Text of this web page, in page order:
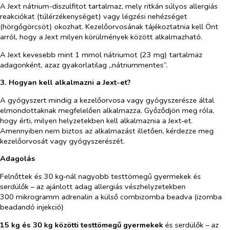
A Jext nátrium-diszulfitot tartalmaz, mely ritkán súlyos allergiás
reakciókat (túlérzékenységet) vagy légzési nehézséget
(hörgőgörcsöt) okozhat. Kezelőorvosának tájékoztatnia kell Önt
arról, hogy a Jext milyen körülmények között alkalmazható.
A Jext kevesebb mint 1 mmol nátriumot (23 mg) tartalmaz
adagonként, azaz gyakorlatilag „nátriummentes”.
3. Hogyan kell alkalmazni a Jext-et?
A gyógyszert mindig a kezelőorvosa vagy gyógyszerésze által
elmondottaknak megfelelően alkalmazza. Győződjön meg róla,
hogy érti, milyen helyzetekben kell alkalmaznia a Jext‑et.
Amennyiben nem biztos az alkalmazást illetően, kérdezze meg
kezelőorvosát vagy gyógyszerészét.
Adagolás
Felnőttek és 30 kg‑nál nagyobb testtömegű gyermekek és
serdülők – az ajánlott adag allergiás vészhelyzetekben
300 mikrogramm adrenalin a külső combizomba beadva (izomba
beadandó injekció)
15 kg és 30 kg közötti testtömegű gyermekek és serdülők – az